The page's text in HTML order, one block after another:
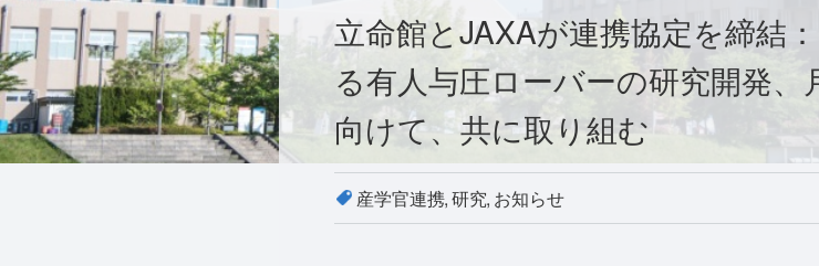
立命館とJAXAが連携協定を締結
る有人与圧ローバーの研究開発、
向けて、共に取り組む
産学官連携 研究 お知らせ